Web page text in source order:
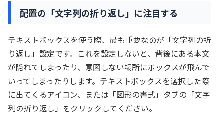
配置の「文字列の折り返し」に注目する
テキストボックスを使う際、最も重要なのが「文字列の折
り返し」設定です。これを設定しないと、背後にある本文
が隠れてしまったり、意図しない場所にボックスが飛んで
いってしまったりします。テキストボックスを選択した際
に出てくるアイコン、または「図形の書式」タブの「文字
列の折り返し」をクリックしてください。